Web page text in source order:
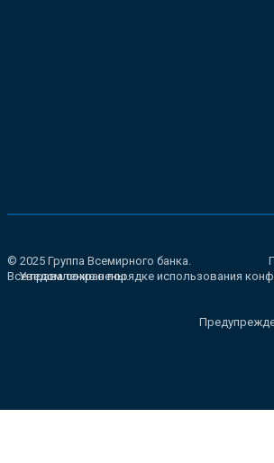
© 2025 Группа Всемирного банка.
Все права сохранены.
Уведомление о порядке использования